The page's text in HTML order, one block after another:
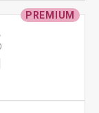
PREMIUM